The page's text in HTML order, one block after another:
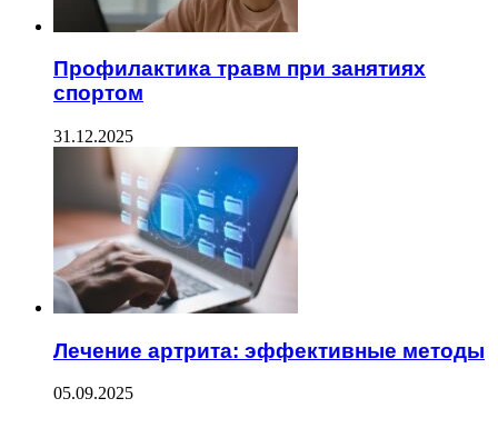
Профилактика травм при занятиях
спортом
31.12.2025
Лечение артрита: эффективные методы
05.09.2025